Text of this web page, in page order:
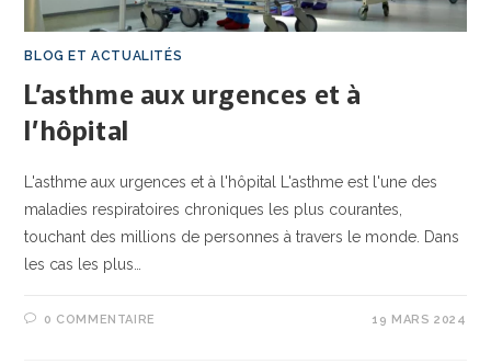
BLOG ET ACTUALITÉS
L’asthme aux urgences et à
l’hôpital
L'asthme aux urgences et à l'hôpital L'asthme est l'une des
maladies respiratoires chroniques les plus courantes,
touchant des millions de personnes à travers le monde. Dans
les cas les plus…
0 COMMENTAIRE 19 MARS 2024